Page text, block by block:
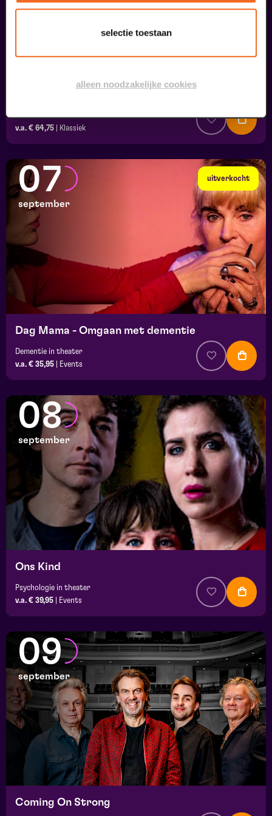
selectie toestaan
alleen noodzakelijke cookies
FilmMuziek
v.a. € 64,75
Klassiek
uitverkocht
07
september
Dag Mama - Omgaan met dementie
Dementie in theater
v.a. € 35,95
Events
08
september
Ons Kind
Psychologie in theater
v.a. € 39,95
Events
09
september
Coming On Strong